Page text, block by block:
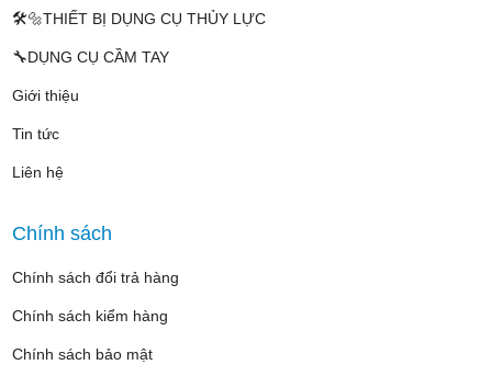
🛠️🔩THIẾT BỊ DỤNG CỤ THỦY LỰC
🔧DỤNG CỤ CẦM TAY
Giới thiệu
Tin tức
Liên hệ
Chính sách
Chính sách đổi trả hàng
Chính sách kiểm hàng
Chính sách bảo mật